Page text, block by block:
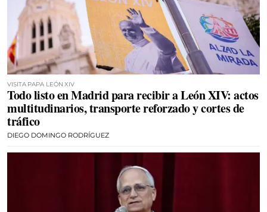
VISITA PAPA LEÓN XIV
Todo listo en Madrid para recibir a León XIV: actos
multitudinarios, transporte reforzado y cortes de
tráfico
DIEGO DOMINGO RODRÍGUEZ